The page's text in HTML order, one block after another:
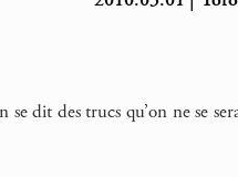
dit des trucs qu’on ne se